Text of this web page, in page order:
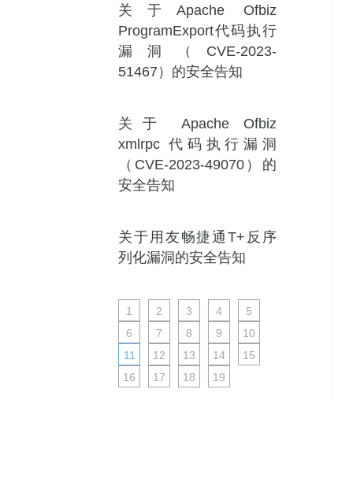
关于Apache Ofbiz
ProgramExport代码执行
漏洞（CVE-2023-
51467）的安全告知
关于 Apache Ofbiz
xmlrpc 代码执行漏洞
（CVE-2023-49070）的
安全告知
关于用友畅捷通T+反序
列化漏洞的安全告知
1 2 3 4
5
6
7 8 9
10
11
12 13 14
15
16
17 18 19